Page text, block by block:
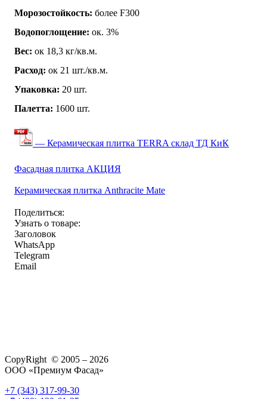
Морозостойкость: более F300
Водопоглощение: ок. 3%
Вес: ок 18,3 кг/кв.м.
Расход: ок 21 шт./кв.м.
Упаковка: 20 шт.
Палетта: 1600 шт.
— Керамическая плитка TERRA склад ТД КиК
Фасадная плитка АКЦИЯ
Керамическая плитка Anthracite Mate
Поделиться:
Узнать о товаре:
Заголовок
WhatsApp
Telegram
Email
CopyRight © 2005 – 2026
ООО «Премиум Фасад»
+7 (343) 317-99-30